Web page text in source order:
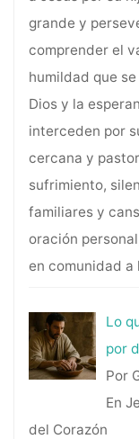
grande y
comprender el
humildad que
Dios y la
interceden por
cercana y
sufrimiento,
familiares y
oración
en comunidad a
Lo
por
Por
En
del Corazón